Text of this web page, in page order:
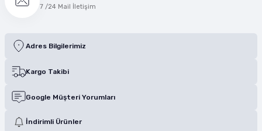
7 /24 Mail İletişim
Adres Bilgilerimiz
Kargo Takibi
Google Müşteri Yorumları
İndirimli Ürünler